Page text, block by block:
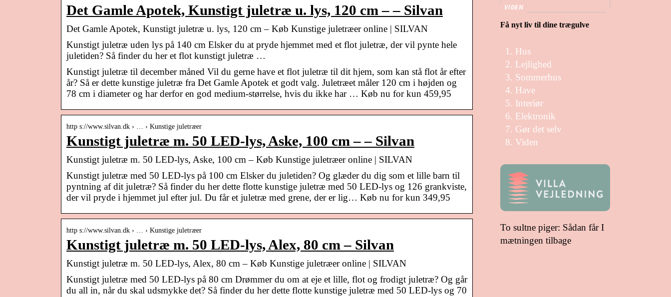
Det Gamle Apotek, Kunstigt juletræ u. lys, 120 cm – – Silvan
Det Gamle Apotek, Kunstigt juletræ u. lys, 120 cm – Køb Kunstige juletræer online | SILVAN
Kunstigt juletræ uden lys på 140 cm Elsker du at pryde hjemmet med et flot juletræ, der vil pynte hele
juletiden? Så finder du her et flot kunstigt juletræ …
Kunstigt juletræ til december måned Vil du gerne have et flot juletræ til dit hjem, som kan stå flot år efter
år? Så er dette kunstige juletræ fra Det Gamle Apotek et godt valg. Juletræet måler 120 cm i højden og
78 cm i diameter og har derfor en god medium-størrelse, hvis du ikke har … Køb nu for kun 459,95
http s://www.silvan.dk › … › Kunstige juletræer
Kunstigt juletræ m. 50 LED-lys, Aske, 100 cm – – Silvan
Kunstigt juletræ m. 50 LED-lys, Aske, 100 cm – Køb Kunstige juletræer online | SILVAN
Kunstigt juletræ med 50 LED-lys på 100 cm Elsker du juletiden? Og glæder du dig som et lille barn til
pyntning af dit juletræ? Så finder du her dette flotte kunstige juletræ med 50 LED-lys og 126 grankviste,
der vil pryde i hjemmet jul efter jul. Du får et juletræ med grene, der er lig… Køb nu for kun 349,95
http s://www.silvan.dk › … › Kunstige juletræer
Kunstigt juletræ m. 50 LED-lys, Alex, 80 cm – Silvan
Kunstigt juletræ m. 50 LED-lys, Alex, 80 cm – Køb Kunstige juletræer online | SILVAN
Kunstigt juletræ med 50 LED-lys på 80 cm Drømmer du om at eje et lille, flot og frodigt juletræ? Og går
du all in, når du skal udsmykke det? Så finder du her dette flotte kunstige juletræ med 50 LED-lys og 70
VIDEN
Få nyt liv til dine trægulve
Hus
Lejlighed
Sommerhus
Have
Interiør
Elektronik
Gør det selv
Viden
To sultne piger: Sådan får I
mætningen tilbage